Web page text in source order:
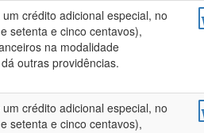
crédito adicional especial, no
setenta e cinco centavos),
na modalidade
outras providências.
crédito adicional especial, no
setenta e cinco centavos),